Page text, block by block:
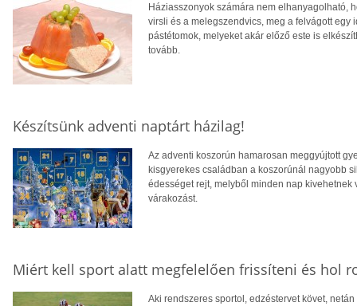
Háziasszonyok számára nem elhanyagolható,
virsli és a melegszendvics, meg a felvágott
pástétomok, melyeket akár előző este is
tovább.
Készítsünk adventi naptárt házilag!
Az adventi koszorún hamarosan meggyújtott
kisgyerekes családban a koszorúnál nagyobb
édességet rejt, melyből minden nap
várakozást.
Miért kell sport alatt megfelelően frissíteni és hol
Aki rendszeres sportol, edzéstervet követ,